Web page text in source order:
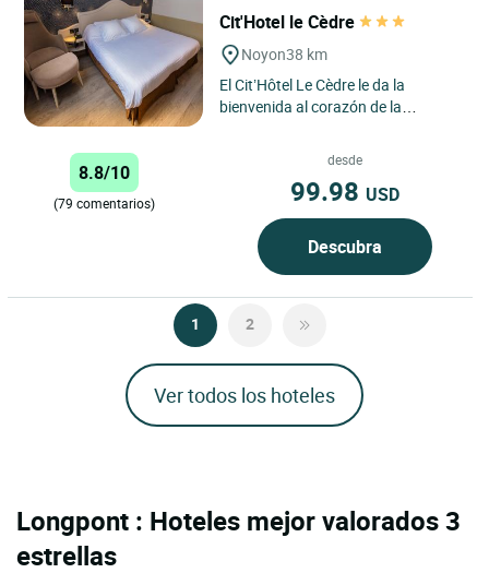
Cit'Hotel le Cèdre
Noyon38 km
El Cit’Hôtel Le Cèdre le da la
bienvenida al corazón de la
la región de Hauts-de-France,...
8.8/10
(79 comentarios)
desde
99.98 USD
Descubra
1 2
Ver todos los hoteles
Longpont : Hoteles mejor valorados 3
estrellas